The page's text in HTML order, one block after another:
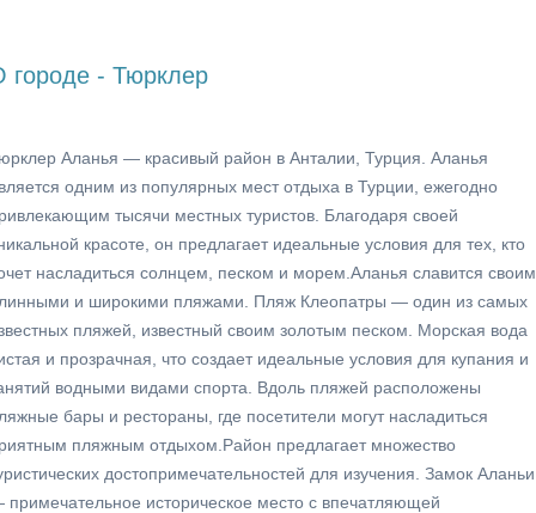
городе - Тюрклер
Аланья — красивый район в Анталии, Турция. Аланья
одним из популярных мест отдыха в Турции, ежегодно
тысячи местных туристов. Благодаря своей
красоте, он предлагает идеальные условия для тех, кто
насладиться солнцем, песком и морем.Аланья славится
и широкими пляжами. Пляж Клеопатры — один из самых
пляжей, известный своим золотым песком. Морская вода
и прозрачная, что создает идеальные условия для купания и
водными видами спорта. Вдоль пляжей расположены
бары и рестораны, где посетители могут насладиться
пляжным отдыхом.Район предлагает множество
достопримечательностей для изучения. Замок Аланьи
историческое место с впечатляющей